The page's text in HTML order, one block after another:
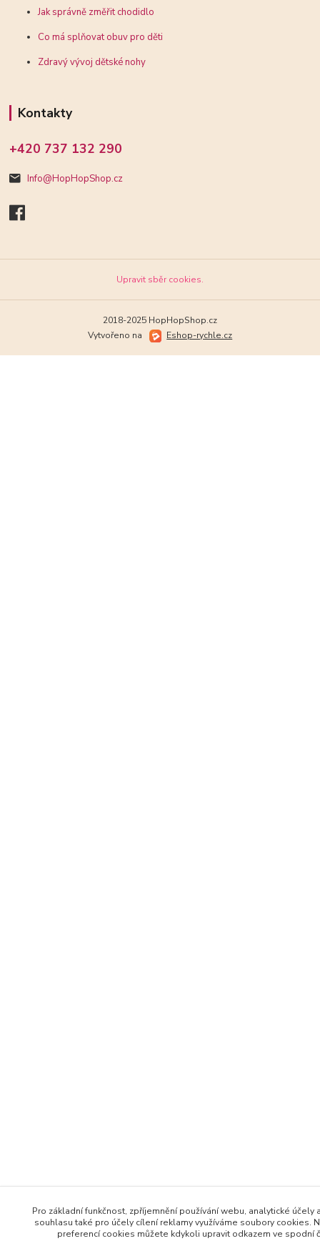
Jak správně změřit chodidlo
Co má splňovat obuv pro děti
Zdravý vývoj dětské nohy
Kontakty
+420 737 132 290
Info@HopHopShop.cz
Upravit sběr cookies.
2018-2025 HopHopShop.cz
Vytvořeno na
Eshop-rychle.cz
Pro základní funkčnost, zpříjemnění používání webu, analytické účely
souhlasu také pro účely cílení reklamy využíváme soubory cookies.
preferencí cookies můžete kdykoli upravit odkazem ve spodní